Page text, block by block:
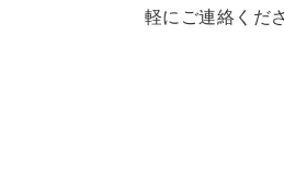
軽にご連絡くだ